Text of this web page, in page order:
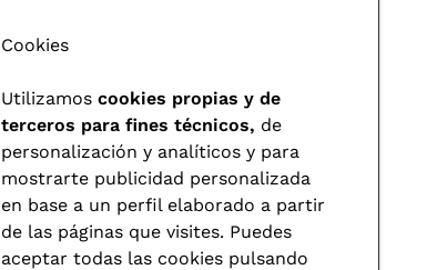
Cookies
Utilizamos cookies propias y de
terceros para fines técnicos, de
personalización y analíticos y para
mostrarte publicidad personalizada
en base a un perfil elaborado a partir
de las páginas que visites. Puedes
aceptar todas las cookies pulsando